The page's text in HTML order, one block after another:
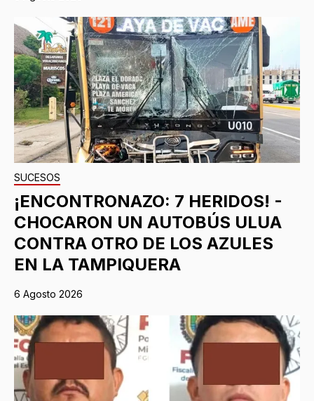
SUCESOS
¡ENCONTRONAZO: 7 HERIDOS! -
CHOCARON UN AUTOBÚS ULUA
CONTRA OTRO DE LOS AZULES
EN LA TAMPIQUERA
6 Agosto 2026